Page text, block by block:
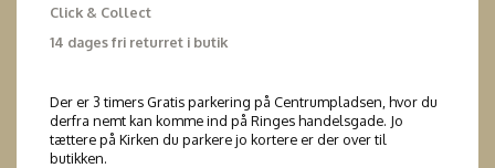
Click & Collect
14 dages fri returret i butik
Der er 3 timers Gratis parkering på Centrumpladsen, hvor du
derfra nemt kan komme ind på Ringes handelsgade. Jo
tættere på Kirken du parkere jo kortere er der over til
butikken.